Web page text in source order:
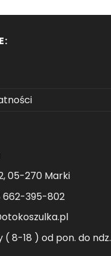
05-270 Marki
662-395-802
8-18 ) od pon. do ndz.